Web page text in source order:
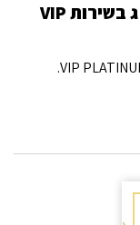
האולם שיקצר את התור בנתב"ג בשירות VIP